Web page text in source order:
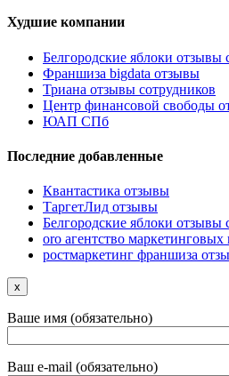
Худшие компании
Белгородские яблоки отзывы
Франшиза bigdata отзывы
Триана отзывы сотрудников
Центр финансовой свободы
ЮАП СПб
Последние добавленные
Квантастика отзывы
ТаргетЛид отзывы
Белгородские яблоки отзывы
oro агентство
ростмаркетинг франшиза
x
Ваше имя (обязательно)
Ваш e-mail (обязательно)